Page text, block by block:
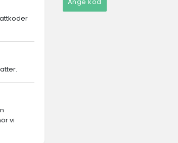
vi